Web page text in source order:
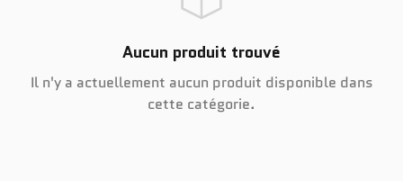
Aucun produit trouvé
Il n'y a actuellement aucun produit disponible dans
cette catégorie.